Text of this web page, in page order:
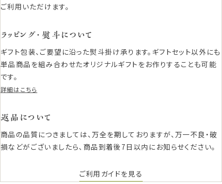
ご利用いただけます。
ラッピング・熨斗について
ギフト包装、ご要望に沿った熨斗掛け承ります。ギフトセット以外にも
単品商品を組み合わせたオリジナルギフトをお作りすることも可能
です。
詳細はこちら
返品について
商品の品質につきましては、万全を期しておりますが、万一不良・破
損などがございましたら、商品到着後7日以内にお知らせください。
ご利用ガイドを見る